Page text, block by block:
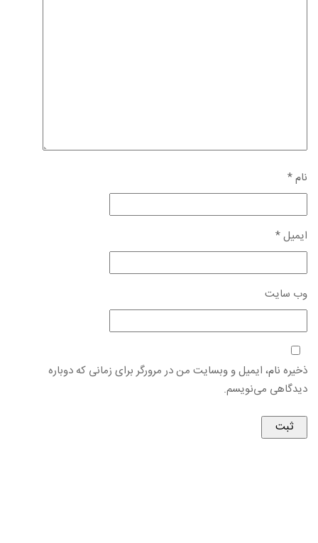
نام*
ایمیل*
وب‌ سایت
ذخیره نام، ایمیل و وبسایت من در مرورگر برای زمانی که دوباره
دیدگاهی می‌نویسم.